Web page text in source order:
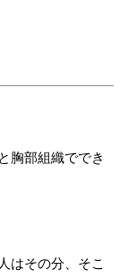
胸部組織ででき
はその分、そこ